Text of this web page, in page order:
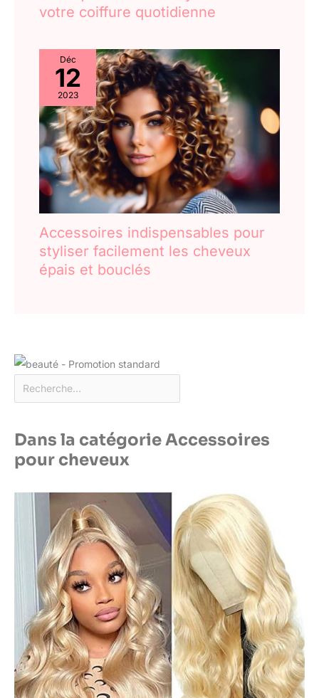
votre coiffure quotidienne
Déc
12
2023
Accessoires indispensables pour
styliser facilement les cheveux
épais et bouclés
Dans la catégorie Accessoires
pour cheveux